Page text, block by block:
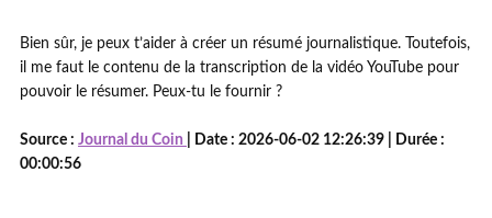
Bien sûr, je peux t’aider à créer un résumé journalistique. Toutefois,
il me faut le contenu de la transcription de la vidéo YouTube pour
pouvoir le résumer. Peux-tu le fournir ?
Source : Journal du Coin
| Date : 2026-06-02 12:26:39 | Durée :
00:00:56